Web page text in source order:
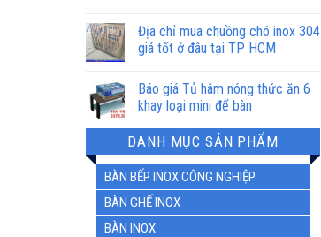
Địa chỉ mua chuồng chó inox 304
giá tốt ở đâu tại TP HCM
Báo giá Tủ hâm nóng thức ăn 6
khay loại mini để bàn
DANH MỤC SẢN PHẨM
BÀN BẾP INOX CÔNG NGHIỆP
BÀN GHẾ INOX
BÀN INOX